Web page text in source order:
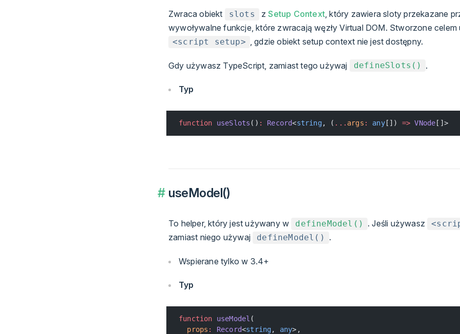
Zwraca obiekt slots zSetup Context, który zawiera sloty przekazane
wywoływalne funkcje, które zwracają węzły Virtual DOM. Stworzone
<script setup> , gdzie obiekt setup context nie jest dostępny.
Gdy używasz TypeScript, zamiast tego używaj defineSlots() .
Typ
function useSlots () : Record<string, ( ... args : any[]) => VNode []>
useModel()
To helper, który jest używany w defineModel() . Jeśli używasz
zamiast niego używaj
defineModel() .
Wspierane tylko w 3.4+
Typ
function useModel (
  props
: Record<string, any>,